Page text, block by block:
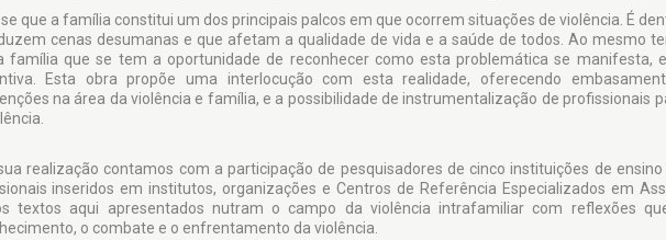
que a família constitui um dos principais palcos em que ocorrem situações de violência. É
cenas desumanas e que afetam a qualidade de vida e a saúde de todos. Ao mesmo
família que se tem a oportunidade de reconhecer como esta problemática se manifesta,
Esta obra propõe uma interlocução com esta realidade, oferecendo
na área da violência e família, e a possibilidade de instrumentalização de profissionais
realização contamos com a participação de pesquisadores de cinco instituições de
inseridos em institutos, organizações e Centros de Referência Especializados em
textos aqui apresentados nutram o campo da violência intrafamiliar com reflexões
o combate e o enfrentamento da violência.